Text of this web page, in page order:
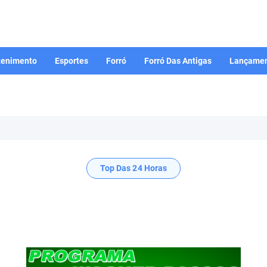
Esportes Forró Forró Das Antigas
Top Das 24 Horas